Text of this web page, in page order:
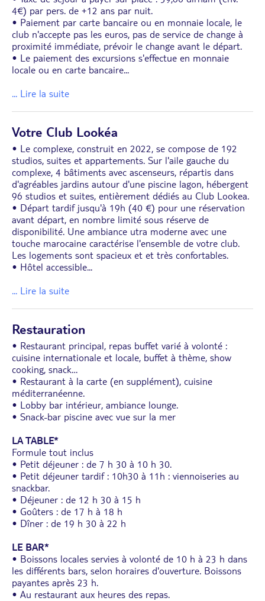
4€) par pers. de +12 ans par nuit.
• Paiement par carte bancaire ou en monnaie locale, le
club n'accepte pas les euros, pas de service de change à
proximité immédiate, prévoir le change avant le départ.
• Le paiement des excursions s'effectue en monnaie
locale ou en carte bancaire...
... Lire la suite
Votre Club Lookéa
• Le complexe, construit en 2022, se compose de 192
studios, suites et appartements. Sur l'aile gauche du
complexe, 4 bâtiments avec ascenseurs, répartis dans
d'agréables jardins autour d'une piscine lagon, hébergent
96 studios et suites, entièrement dédiés au Club Lookea.
• Départ tardif jusqu'à 19h (40 €) pour une réservation
avant départ, en nombre limité sous réserve de
disponibilité. Une ambiance utra moderne avec une
touche marocaine caractérise l'ensemble de votre club.
Les logements sont spacieux et et très confortables.
• Hôtel accessible...
... Lire la suite
Restauration
• Restaurant principal, repas buffet varié à volonté :
cuisine internationale et locale, buffet à thème, show
cooking, snack…
• Restaurant à la carte (en supplément), cuisine
méditerranéenne.
• Lobby bar intérieur, ambiance lounge.
• Snack-bar piscine avec vue sur la mer
LA TABLE*
Formule tout inclus
• Petit déjeuner : de 7 h 30 à 10 h 30.
• Petit déjeuner tardif : 10h30 à 11h : viennoiseries au
snackbar.
• Déjeuner : de 12 h 30 à 15 h
• Goûters : de 17 h à 18 h
• Dîner : de 19 h 30 à 22 h
LE BAR*
• Boissons locales servies à volonté de 10 h à 23 h dans
les différents bars, selon horaires d'ouverture. Boissons
payantes après 23 h.
• Au restaurant aux heures des repas.